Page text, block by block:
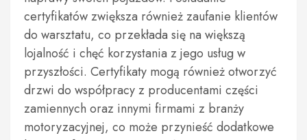
certyfikatów zwiększa również zaufanie klientów
do warsztatu, co przekłada się na większą
lojalność i chęć korzystania z jego usług w
przyszłości. Certyfikaty mogą również otworzyć
drzwi do współpracy z producentami części
zamiennych oraz innymi firmami z branży
motoryzacyjnej, co może przynieść dodatkowe